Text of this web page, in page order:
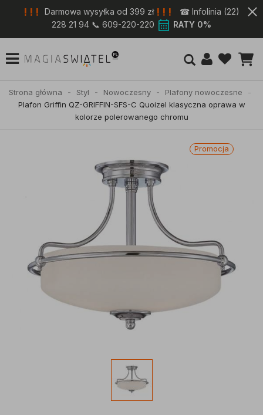
! ! ! Darmowa wysyłka od 399 zł ! ! !
☎ Infolinia (22)
228 21 94 📞 609-220-220
RATY 0%
Strona główna Styl Nowoczesny
Plafony nowoczesne
Plafon Griffin QZ-GRIFFIN-SFS-C Quoizel klasyczna oprawa w
kolorze polerowanego chromu
Promocja